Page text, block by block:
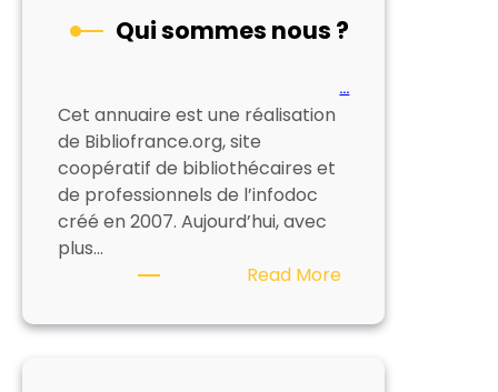
Qui sommes nous ?
…
Cet annuaire est une réalisation
de Bibliofrance.org, site
coopératif de bibliothécaires et
de professionnels de l’infodoc
créé en 2007. Aujourd’hui, avec
plus…
Read More:
sommes